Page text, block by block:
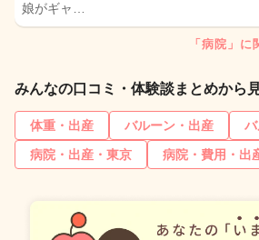
娘がギャ…
「病院」
みんなの口コミ・体験談まとめから
体重・出産 バルーン・出産
病院・出産・東京
病院・費用・出